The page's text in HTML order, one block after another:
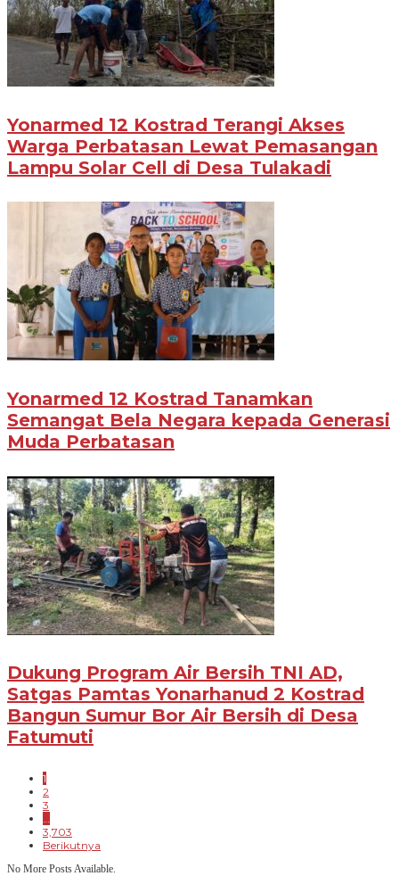
Yonarmed 12 Kostrad Terangi Akses
Warga Perbatasan Lewat Pemasangan
Lampu Solar Cell di Desa Tulakadi
Yonarmed 12 Kostrad Tanamkan
Semangat Bela Negara kepada Generasi
Muda Perbatasan
Dukung Program Air Bersih TNI AD,
Satgas Pamtas Yonarhanud 2 Kostrad
Bangun Sumur Bor Air Bersih di Desa
Fatumuti
1
2
3
3,703
Berikutnya
No More Posts Available.